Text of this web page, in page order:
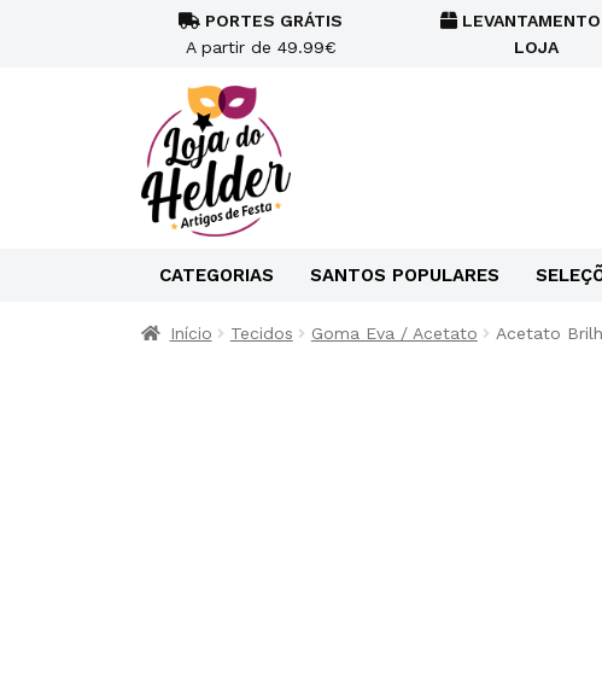
PORTES GRÁTIS
A partir de 49.99€
LOJA
CATEGORIAS SANTOS POPULARES
Início Tecidos Goma Eva / Acetato Acetato